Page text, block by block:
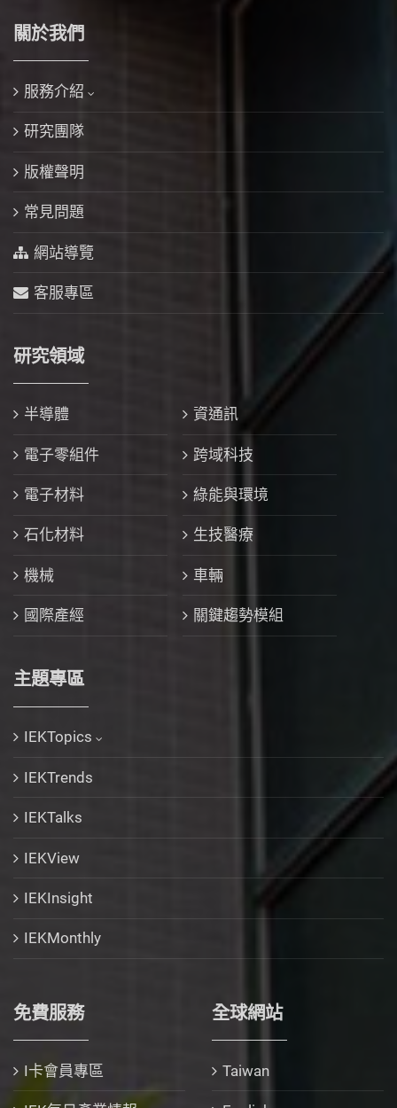
關於我們
服務介紹
研究團隊
版權聲明
常見問題
網站導覽
客服專區
研究領域
半導體 資通訊
電子零組件 跨域科技
電子材料 綠能與環境
石化材料 生技醫療
機械 車輛
國際產經 關鍵趨勢模組
主題專區
IEKTopics
IEKTrends
IEKTalks
IEKView
IEKInsight
IEKMonthly
免費服務
I卡會員專區
全球網站
Taiwan